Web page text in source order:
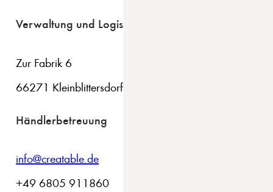
Verwaltung und Logistik
Zur Fabrik 6
66271 Kleinblittersdorf
Händlerbetreuung
info@creatable.de
+49 6805 911860